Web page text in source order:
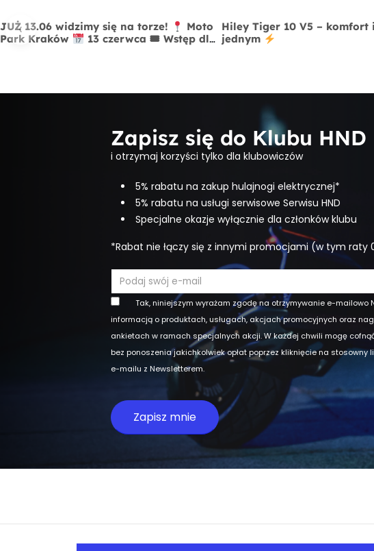
‹
JUŻ 13.06 widzimy się na torze!
Moto
Park Kraków
13 czerwca 🎟 Wstęp dla
Hiley Tiger 10 V5 – komfort
jednym
Zapisz się do Klubu HND
i otrzymaj korzyści tylko dla klubowiczów
5% rabatu na zakup hulajnogi elektrycznej*
5% rabatu na usługi serwisowe Serwisu HND
Specjalne okazje wyłącznie dla członków klubu
*Rabat nie łączy się z innymi promocjami (w tym raty
Tak, niniejszym wyrażam zgodę na otrzymywanie e-mailowo
informacją o produktach, usługach, akcjach promocyjnych oraz
ankietach w ramach specjalnych akcji. W każdej chwili mogę
bez ponoszenia jakichkolwiek opłat poprzez kliknięcie na stosowny
e-mailu z Newsletterem.